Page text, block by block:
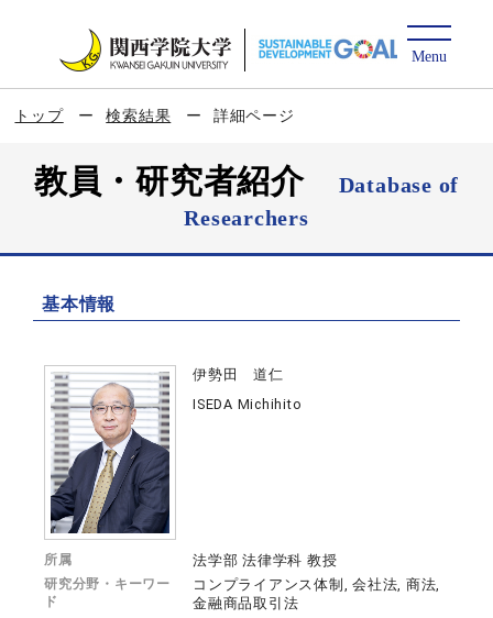
トップ 検索結果 詳細ページ
教員・研究者紹介
Database of
Researchers
基本情報
伊勢田 道仁
ISEDA Michihito
所属 法学部 法律学科 教授
研究分野・キーワー
ド
コンプライアンス体制, 会社法, 商法,
金融商品取引法